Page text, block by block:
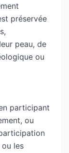
un
de
préservée
peau, de
ou
participant
ou
les